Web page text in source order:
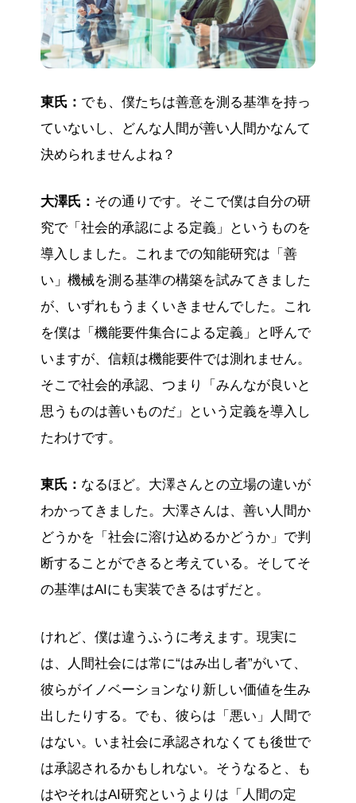
東氏： でも、僕たちは善意を測る基準を持っ
ていないし、どんな人間が善い人間かなんて
決められませんよね？
大澤氏： その通りです。そこで僕は自分の研
究で「社会的承認による定義」というものを
導入しました。これまでの知能研究は「善
い」機械を測る基準の構築を試みてきました
が、いずれもうまくいきませんでした。これ
を僕は「機能要件集合による定義」と呼んで
いますが、信頼は機能要件では測れません。
そこで社会的承認、つまり「みんなが良いと
思うものは善いものだ」という定義を導入し
たわけです。
東氏： なるほど。大澤さんとの立場の違いが
わかってきました。大澤さんは、善い人間か
どうかを「社会に溶け込めるかどうか」で判
断することができると考えている。そしてそ
の基準はAIにも実装できるはずだと。
けれど、僕は違うふうに考えます。現実に
は、人間社会には常に“はみ出し者”がいて、
彼らがイノベーションなり新しい価値を生み
出したりする。でも、彼らは「悪い」人間で
はない。いま社会に承認されなくても後世で
は承認されるかもしれない。そうなると、も
はやそれはAI研究というよりは「人間の定